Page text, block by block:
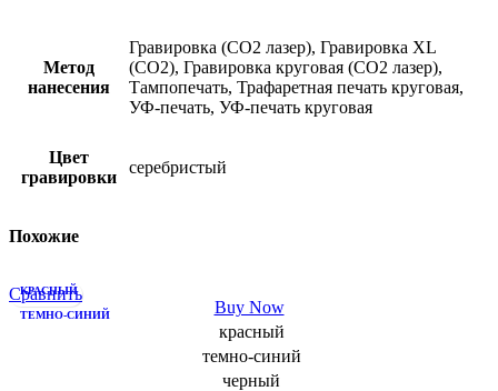
Метод
нанесения
Гравировка (CO2 лазер), Гравировка XL
(СО2), Гравировка круговая (CO2 лазер),
Тампопечать, Трафаретная печать круговая,
УФ-печать, УФ-печать круговая
Цвет
гравировки
серебристый
Похожие
КРАСНЫЙ
ТЕМНО-СИНИЙ
Сравнить
Buy Now
красный
темно-синий
черный